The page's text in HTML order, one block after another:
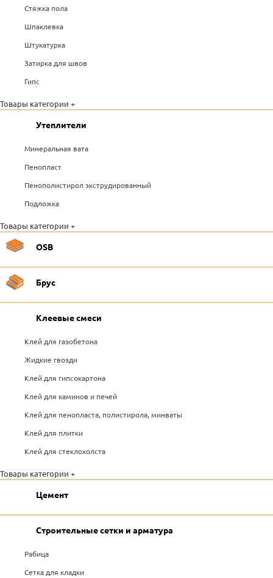
Стяжка пола
Шпаклевка
Штукатурка
Затирка для швов
Гипс
Товары категории +
Утеплители
Минеральная вата
Пенопласт
Пенополистирол экструдированный
Подложка
Товары категории +
OSB
Брус
Клеевые смеси
Клей для газобетона
Жидкие гвозди
Клей для гипсокартона
Клей для каминов и печей
Клей для пенопласта, полистирола, минваты
Клей для плитки
Клей для стеклохолста
Товары категории +
Цемент
Строительные сетки и арматура
Рабица
Сетка для кладки